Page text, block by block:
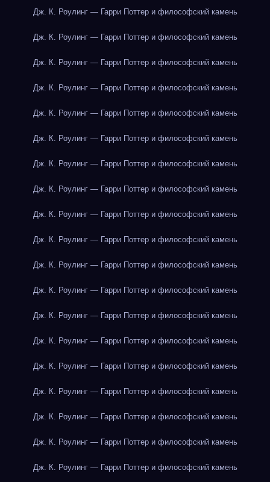
Дж. К. Роулинг — Гарри Поттер и философский камень
Дж. К. Роулинг — Гарри Поттер и философский камень
Дж. К. Роулинг — Гарри Поттер и философский камень
Дж. К. Роулинг — Гарри Поттер и философский камень
Дж. К. Роулинг — Гарри Поттер и философский камень
Дж. К. Роулинг — Гарри Поттер и философский камень
Дж. К. Роулинг — Гарри Поттер и философский камень
Дж. К. Роулинг — Гарри Поттер и философский камень
Дж. К. Роулинг — Гарри Поттер и философский камень
Дж. К. Роулинг — Гарри Поттер и философский камень
Дж. К. Роулинг — Гарри Поттер и философский камень
Дж. К. Роулинг — Гарри Поттер и философский камень
Дж. К. Роулинг — Гарри Поттер и философский камень
Дж. К. Роулинг — Гарри Поттер и философский камень
Дж. К. Роулинг — Гарри Поттер и философский камень
Дж. К. Роулинг — Гарри Поттер и философский камень
Дж. К. Роулинг — Гарри Поттер и философский камень
Дж. К. Роулинг — Гарри Поттер и философский камень
Дж. К. Роулинг — Гарри Поттер и философский камень